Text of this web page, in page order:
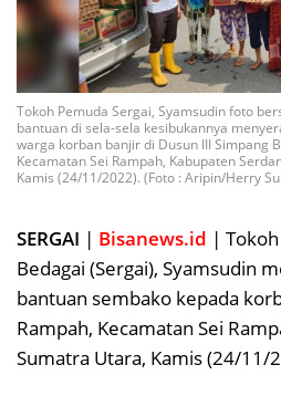
Tokoh Pemuda Sergai, Syamsudin foto
bantuan di sela-sela kesibukannya
warga korban banjir di Dusun III Simpang
Kecamatan Sei Rampah, Kabupaten
Kamis (24/11/2022). (Foto : Aripin/Herry
SERGAI | Bisanews.id |
Bedagai (Sergai), Syamsudin
bantuan sembako kepada
Rampah, Kecamatan Sei
Sumatra Utara, Kamis (24/11/